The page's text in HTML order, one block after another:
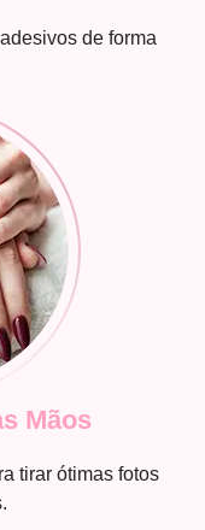
de forma
Mãos
tirar ótimas fotos